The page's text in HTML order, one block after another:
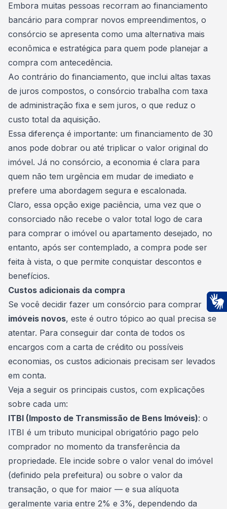
Embora muitas pessoas recorram ao financiamento
bancário para comprar novos empreendimentos, o
consórcio se apresenta como uma alternativa mais
econômica e estratégica para quem pode planejar a
compra com antecedência.
Ao contrário do financiamento, que inclui altas taxas
de juros compostos, o consórcio trabalha com taxa
de administração fixa e sem juros, o que reduz o
custo total da aquisição.
Essa diferença é importante: um financiamento de 30
anos pode dobrar ou até triplicar o valor original do
imóvel. Já no consórcio, a economia é clara para
quem não tem urgência em mudar de imediato e
prefere uma abordagem segura e escalonada.
Claro, essa opção exige paciência, uma vez que o
consorciado não recebe o valor total logo de cara
para comprar o imóvel ou apartamento desejado, no
entanto, após ser contemplado, a compra pode ser
feita à vista, o que permite conquistar descontos e
benefícios.
Custos adicionais da compra
Se você decidir fazer um consórcio para comprar
imóveis novos, este é outro tópico ao qual precisa se
atentar. Para conseguir dar conta de todos os
encargos com a carta de crédito ou possíveis
economias, os custos adicionais precisam ser levados
em conta.
Veja a seguir os principais custos, com explicações
sobre cada um:
ITBI (Imposto de Transmissão de Bens Imóveis): o
ITBI é um tributo municipal obrigatório pago pelo
comprador no momento da transferência da
propriedade. Ele incide sobre o valor venal do imóvel
(definido pela prefeitura) ou sobre o valor da
transação, o que for maior — e sua alíquota
geralmente varia entre 2% e 3%, dependendo da